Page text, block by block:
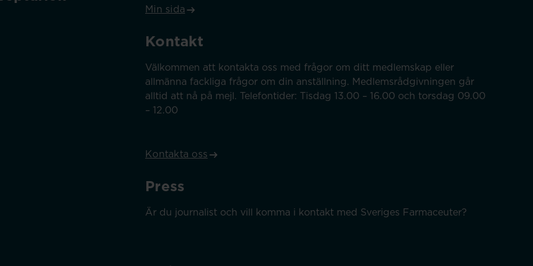
Min sida
Kontakt
Välkommen att kontakta oss med frågor om ditt medlemskap eller
allmänna fackliga frågor om din anställning. Medlemsrådgivningen går
alltid att nå på mejl. Telefontider: Tisdag 13.00 – 16.00 och torsdag 09.00
– 12.00
Kontakta oss
Press
Är du journalist och vill komma i kontakt med Sveriges Farmaceuter?